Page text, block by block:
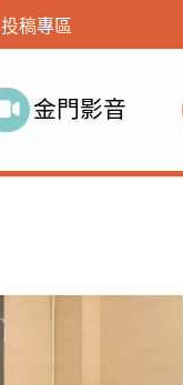
投稿專區
金門影音